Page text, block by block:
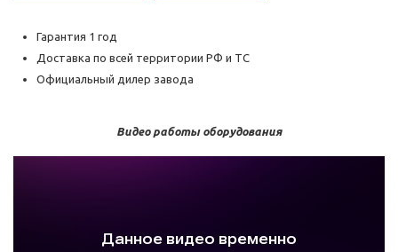
Гарантия 1 год
Доставка по всей территории РФ и ТС
Официальный дилер завода
Видео работы оборудования